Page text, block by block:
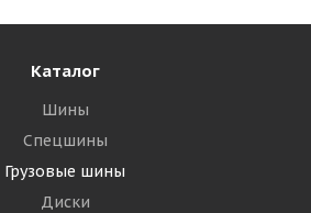
Каталог
Шины
Спецшины
Грузовые шины
Диски